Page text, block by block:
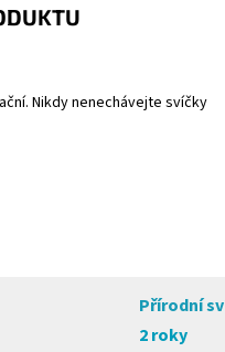
Nikdy nenechávejte svíčky
Přírodní
2 roky